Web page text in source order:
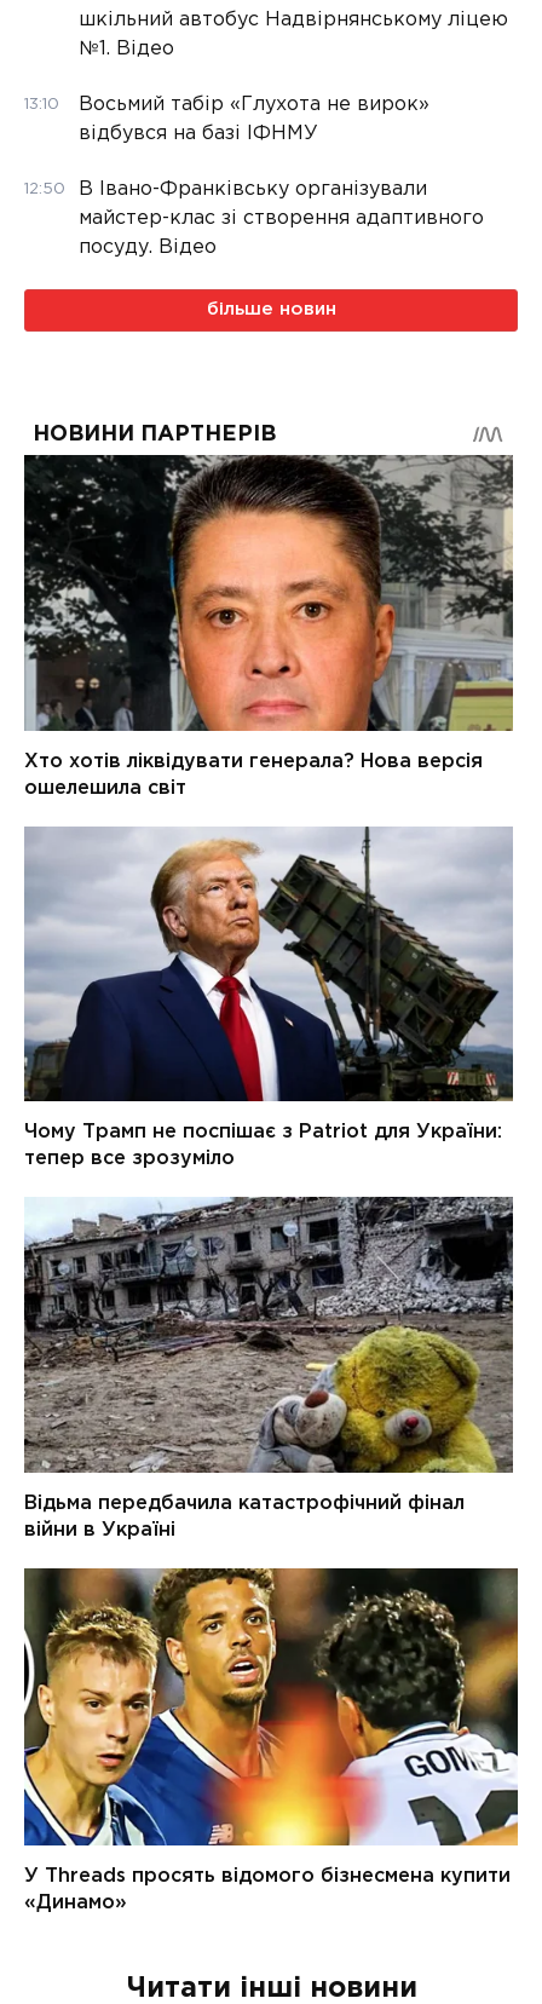
шкільний автобус Надвірнянському ліцею
№1. Відео
13:10
Восьмий табір «Глухота не вирок»
відбувся на базі ІФНМУ
12:50
В Івано-Франківську організували
майстер-клас зі створення адаптивного
посуду. Відео
більше новин
Читати інші новини